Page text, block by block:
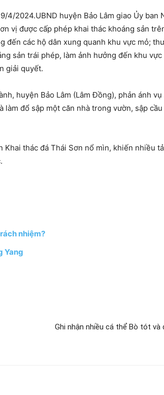
2024.UBND huyện Bảo Lâm giao Ủy ban
vị được cấp phép khai thác khoáng sản
đến các hộ dân xung quanh khu vực mỏ;
sản trái phép, làm ảnh hưởng đến khu
giải quyết.
huyện Bảo Lâm (Lâm Đồng), phản ánh
đổ sập một căn nhà trong vườn, sập
thác đá Thái Sơn nổ mìn, khiến nhiều
nhiệm?
Yang
Ghi nhận nhiều cá thể Bò tót